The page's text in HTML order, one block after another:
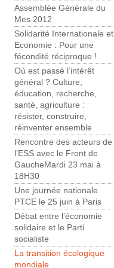
Assemblée Générale du
Mes 2012
Solidarité Internationale et
Economie : Pour une
fécondité réciproque !
Où est passé l’intérêt
général ? Culture,
éducation, recherche,
santé, agriculture :
résister, construire,
réinventer ensemble
Rencontre des acteurs de
l’ESS avec le Front de
GaucheMardi 23 mai à
18H30
Une journée nationale
PTCE le 25 juin à Paris
Débat entre l’économie
solidaire et le Parti
socialiste
La transition écologique
mondiale